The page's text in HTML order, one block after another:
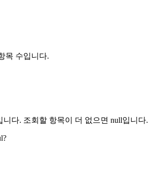
목 수입니다.
니다. 조회할 항목이 더 없으면 null입니다.